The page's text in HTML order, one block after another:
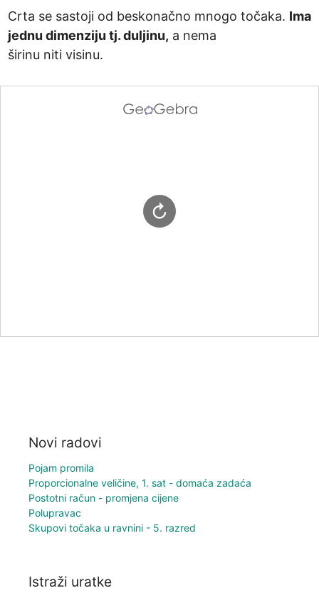
Crta se sastoji od beskonačno mnogo točaka. Ima
jednu dimenziju tj. duljinu, a nema
širinu niti visinu.
Novi radovi
Pojam promila
Proporcionalne veličine, 1. sat - domaća zadaća
Postotni račun - promjena cijene
Polupravac
Skupovi točaka u ravnini - 5. razred
Istraži uratke